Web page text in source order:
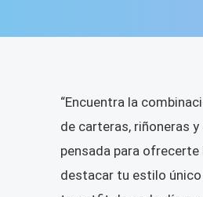
“Encuentra la
de carteras, riñoneras
pensada para
destacar tu estilo